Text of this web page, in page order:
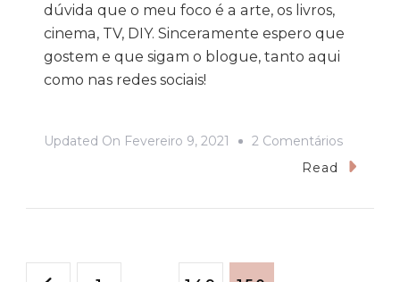
dúvida que o meu foco é a arte, os livros,
cinema, TV, DIY. Sinceramente espero que
gostem e que sigam o blogue, tanto aqui
como nas redes sociais!
Updated On Fevereiro 9, 2021 2 ComentáriosEm
Bem
Read